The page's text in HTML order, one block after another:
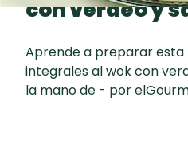
con verdeo y
Aprende a preparar esta
integrales al wok con
la mano de - por